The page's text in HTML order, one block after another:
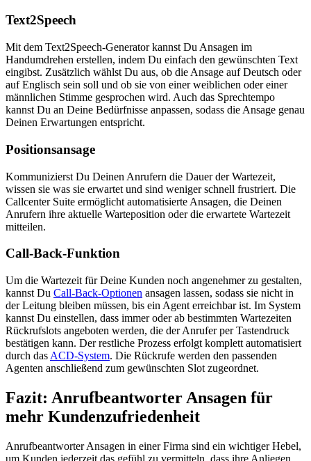
Text2Speech
Mit dem Text2Speech-Generator kannst Du Ansagen im
Handumdrehen erstellen, indem Du einfach den gewünschten Text
eingibst. Zusätzlich wählst Du aus, ob die Ansage auf Deutsch oder
auf Englisch sein soll und ob sie von einer weiblichen oder einer
männlichen Stimme gesprochen wird. Auch das Sprechtempo
kannst Du an Deine Bedürfnisse anpassen, sodass die Ansage genau
Deinen Erwartungen entspricht.
Po­si­ti­ons­an­sa­ge
Kommunizierst Du Deinen Anrufern die Dauer der Wartezeit,
wissen sie was sie erwartet und sind weniger schnell frustriert. Die
Callcenter Suite ermöglicht automatisierte Ansagen, die Deinen
Anrufern ihre aktuelle Warteposition oder die erwartete Wartezeit
mitteilen.
Call-Back-Funktion
Um die Wartezeit für Deine Kunden noch angenehmer zu gestalten,
kannst Du Call-Back-Optionen ansagen lassen, sodass sie nicht in
der Leitung bleiben müssen, bis ein Agent erreichbar ist. Im System
kannst Du einstellen, dass immer oder ab bestimmten Wartezeiten
Rückrufslots angeboten werden, die der Anrufer per Tastendruck
bestätigen kann. Der restliche Prozess erfolgt komplett automatisiert
durch das ACD-System. Die Rückrufe werden den passenden
Agenten anschließend zum gewünschten Slot zugeordnet.
Fazit: Anrufbeantworter Ansagen für
mehr Kundenzufriedenheit
Anrufbeantworter Ansagen in einer Firma sind ein wichtiger Hebel,
um Kunden jederzeit das gefühl zu vermitteln, dass ihre Anliegen